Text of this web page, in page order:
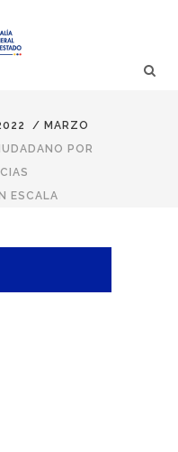
/ MARZO
POR
ESCALA